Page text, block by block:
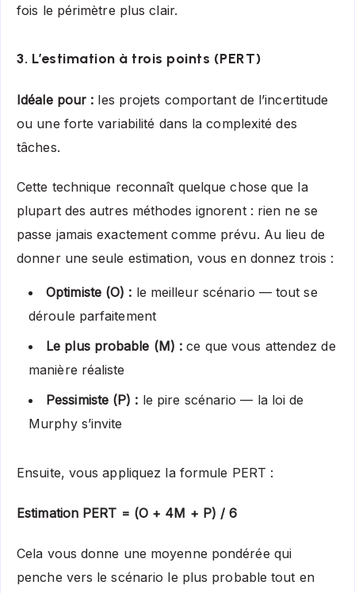
fois le périmètre plus clair.
3. L’estimation à trois points (PERT)
Idéale pour : les projets comportant de l’incertitude
ou une forte variabilité dans la complexité des
tâches.
Cette technique reconnaît quelque chose que la
plupart des autres méthodes ignorent : rien ne se
passe jamais exactement comme prévu. Au lieu de
donner une seule estimation, vous en donnez trois :
Optimiste (O) : le meilleur scénario — tout se
déroule parfaitement
Le plus probable (M) : ce que vous attendez de
manière réaliste
Pessimiste (P) : le pire scénario — la loi de
Murphy s’invite
Ensuite, vous appliquez la formule PERT :
Estimation PERT = (O + 4M + P) / 6
Cela vous donne une moyenne pondérée qui
penche vers le scénario le plus probable tout en